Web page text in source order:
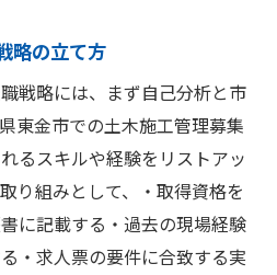
略の立て方
戦略には、まず自己分析と市
東金市での土木施工管理募集
るスキルや経験をリストアッ
り組みとして、・取得資格を
に記載する・過去の現場経験
・求人票の要件に合致する実